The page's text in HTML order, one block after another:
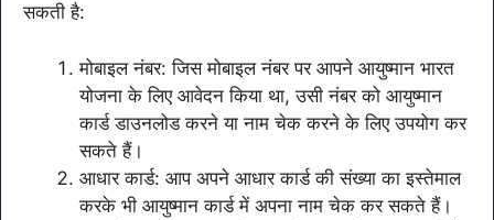
सकती है:
मोबाइल नंबर: जिस मोबाइल नंबर पर आपने आयुष्मान भारत
योजना के लिए आवेदन किया था, उसी नंबर को आयुष्मान
कार्ड डाउनलोड करने या नाम चेक करने के लिए उपयोग कर
सकते हैं।
आधार कार्ड: आप अपने आधार कार्ड की संख्या का इस्तेमाल
करके भी आयुष्मान कार्ड में अपना नाम चेक कर सकते हैं।